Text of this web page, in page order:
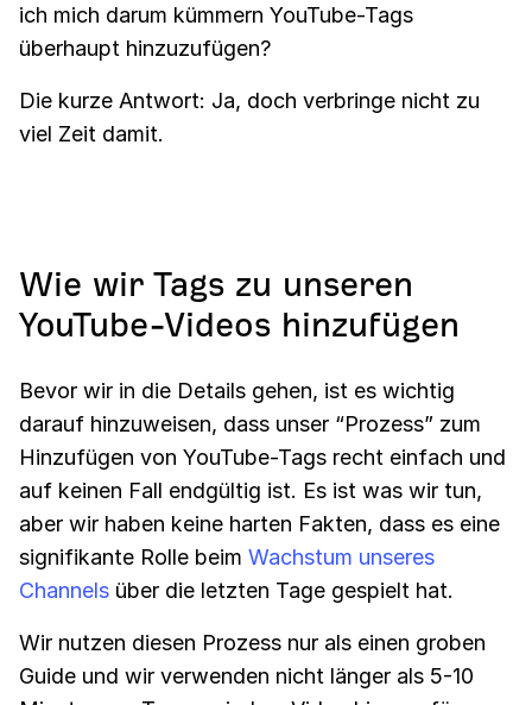
ich mich darum kümmern YouTube-Tags
überhaupt hinzuzufügen?
Die kurze Antwort: Ja, doch verbringe nicht zu
viel Zeit damit.
Wie wir Tags zu unseren
YouTube-Videos hinzufügen
Bevor wir in die Details gehen, ist es wichtig
darauf hinzuweisen, dass unser “Prozess” zum
Hinzufügen von YouTube-Tags recht einfach und
auf keinen Fall endgültig ist. Es ist was wir tun,
aber wir haben keine harten Fakten, dass es eine
signifikante Rolle beim Wachstum unseres
Channels über die letzten Tage gespielt hat.
Wir nutzen diesen Prozess nur als einen groben
Guide und wir verwenden nicht länger als 5-10